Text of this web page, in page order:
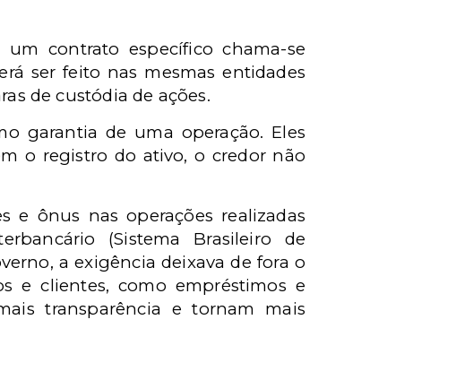
contrato específico chama-se
ser feito nas mesmas entidades
de custódia de ações.
garantia de uma operação. Eles
o registro do ativo, o credor não
e ônus nas operações realizadas
(Sistema Brasileiro de
a exigência deixava de fora o
e clientes, como empréstimos e
transparência e tornam mais